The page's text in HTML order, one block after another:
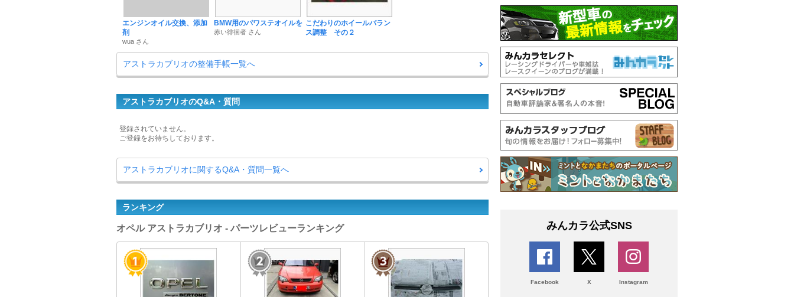
エンジンオイル交換、添加
剤
wua さん
BMW用のパワステオイルを
赤い徘徊者 さん
こだわりのホイールバラン
ス調整 その２
アストラカブリオの整備手帳一覧へ
アストラカブリオのQ&A・質問
登録されていません。
ご登録をお待ちしております。
アストラカブリオに関するQ&A・質問一覧へ
ランキング
オペル アストラカブリオ - パーツレビューランキング みんカラ公式SNS
Facebook X Instagram